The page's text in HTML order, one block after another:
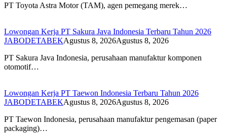
PT Toyota Astra Motor (TAM), agen pemegang merek…
Lowongan Kerja PT Sakura Java Indonesia Terbaru Tahun 2026
JABODETABEKAgustus 8, 2026Agustus 8, 2026
PT Sakura Java Indonesia, perusahaan manufaktur komponen
otomotif…
Lowongan Kerja PT Taewon Indonesia Terbaru Tahun 2026
JABODETABEKAgustus 8, 2026Agustus 8, 2026
PT Taewon Indonesia, perusahaan manufaktur pengemasan (paper
packaging)…